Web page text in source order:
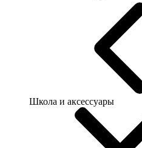
Школа и аксессуары